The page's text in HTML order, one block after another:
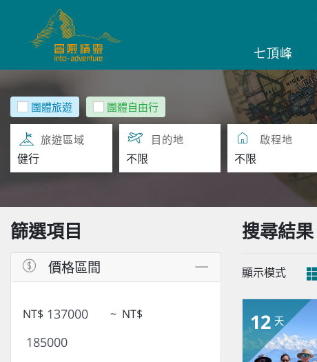
七頂峰
團體旅遊 團體自由行
旅遊區域 目的地 啟程地
篩選項目
價格區間
NT$ ~ NT$
搜尋結果
顯示模式
12 天